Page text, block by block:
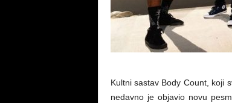
Kultni sastav Body Count, koji
nedavno je objavio novu